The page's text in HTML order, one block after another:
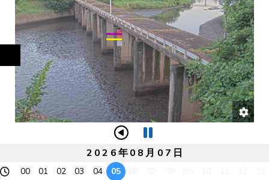
00 01 02 03 04 05